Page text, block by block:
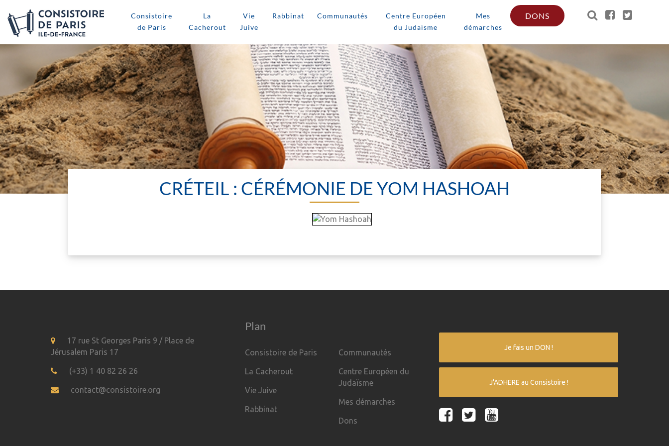
Consistoire
de Paris
La
Cacherout
Vie
Juive
Rabbinat Communautés
Centre Européen
du Judaïsme
Mes
démarches
DONS
CRÉTEIL : CÉRÉMONIE DE YOM HASHOAH
17 rue St Georges Paris 9 / Place de
Jérusalem Paris 17
(+33) 1 40 82 26 26
contact@consistoire.org
Plan
Consistoire de Paris
La Cacherout
Vie Juive
Rabbinat
Communautés
Centre Européen du
Judaïsme
Mes démarches
Dons
Je fais un DON !
J'ADHERE au Consistoire !